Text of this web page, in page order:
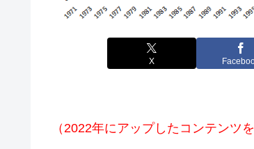
X
（2022年にアップしたコンテンツ